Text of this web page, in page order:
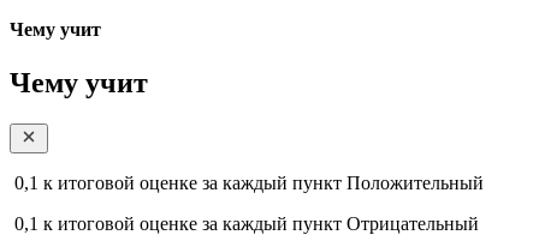
Чему учит
Чему учит
0,1 к итоговой оценке за каждый пункт Положительный
0,1 к итоговой оценке за каждый пункт Отрицательный